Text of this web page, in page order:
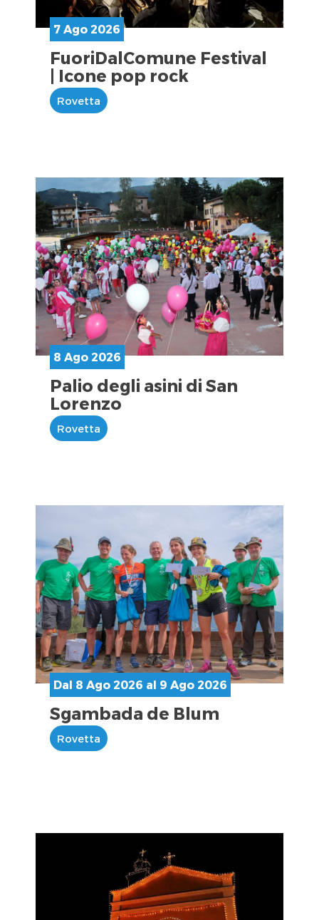
7 Ago 2026
FuoriDalComune Festival
| Icone pop rock
Rovetta
8 Ago 2026
Palio degli asini di San
Lorenzo
Rovetta
Dal 8 Ago 2026 al 9 Ago 2026
Sgambada de Blum
Rovetta